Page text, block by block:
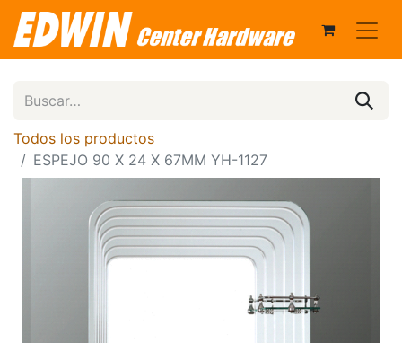
Todos los productos
ESPEJO 90 X 24 X 67MM YH-1127